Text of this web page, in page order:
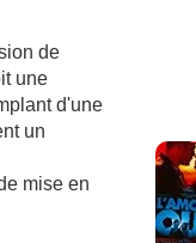
de
une
d'une
un
mise en